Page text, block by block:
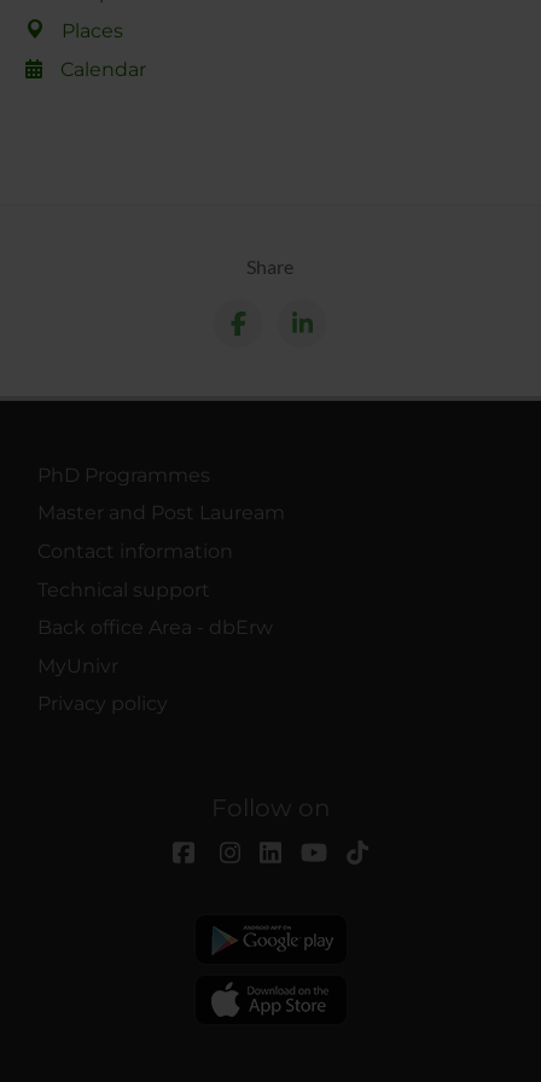
Places
Calendar
Share
PhD Programmes
Master and Post Lauream
Contact information
Technical support
Back office Area - dbErw
MyUnivr
Privacy policy
Follow on